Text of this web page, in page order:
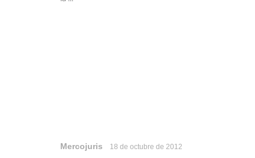
Mercojuris 18 de octubre de 2012